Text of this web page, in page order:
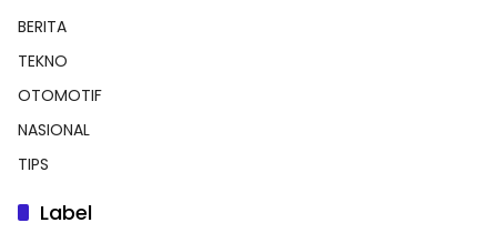
BERITA
TEKNO
OTOMOTIF
NASIONAL
TIPS
Label